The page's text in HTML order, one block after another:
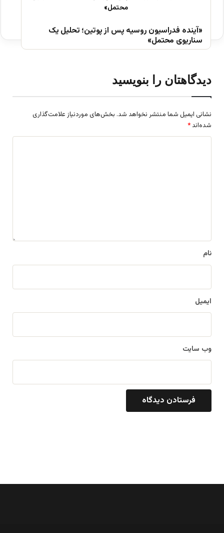
«آینده فدراسیون روسیه پس از پوتین؛ تحلیل یک
سناریوی محتمل»
دیدگاهتان را بنویسید
نشانی ایمیل شما منتشر نخواهد شد. بخش‌های موردنیاز علامت‌گذاری
شده‌اند *
نام
ایمیل
وب‌ سایت